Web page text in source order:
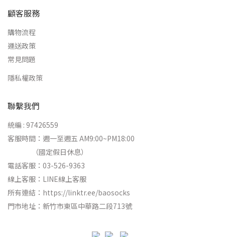
顧客服務
購物流程
運送政策
常見問題
隱私權政策
聯繫我們
統編 : 97426559
客服時間：週一至週五 AM9:00~PM18:00
（國定假日休息）
電話客服：03-526-9363
線上客服： LINE線上客服
所有連結： https://linktr.ee/baosocks
門市地址：新竹市東區中華路二段713號